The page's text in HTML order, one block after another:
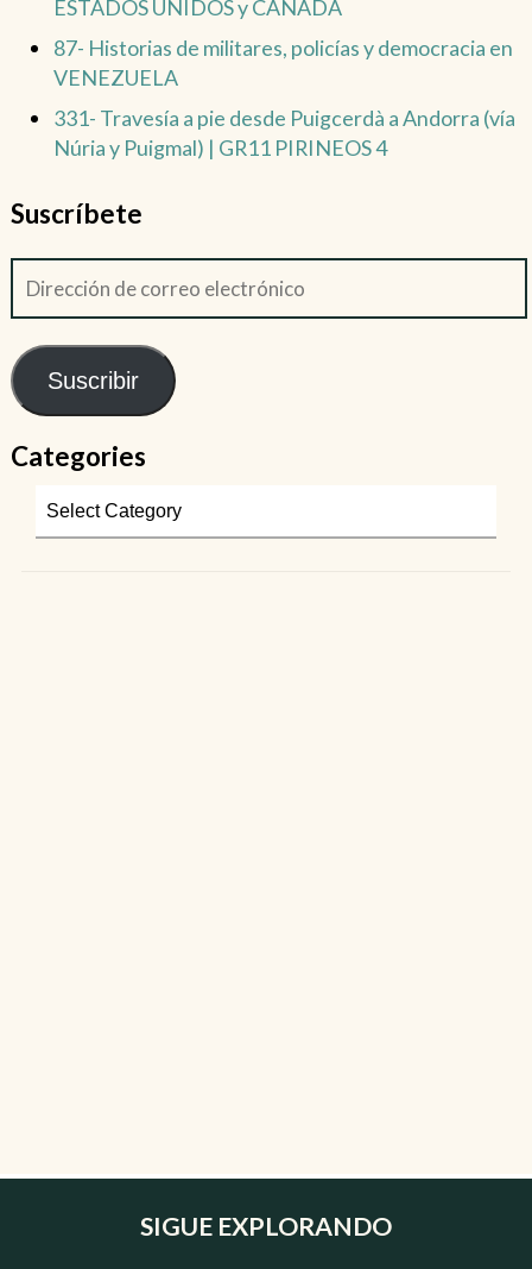
ESTADOS UNIDOS y CANADÁ
87- Historias de militares, policías y democracia en
VENEZUELA
331- Travesía a pie desde Puigcerdà a Andorra (vía
Núria y Puigmal) | GR11 PIRINEOS 4
Suscríbete
Suscribir
Categories
SIGUE EXPLORANDO